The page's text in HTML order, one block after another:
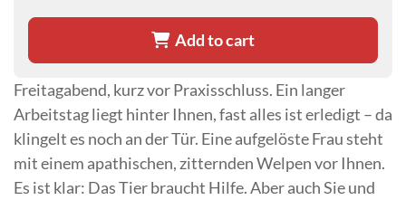
Freitagabend, kurz vor Praxisschluss. Ein langer
Arbeitstag liegt hinter Ihnen, fast alles ist erledigt – da
klingelt es noch an der Tür. Eine aufgelöste Frau steht
mit einem apathischen, zitternden Welpen vor Ihnen.
Es ist klar: Das Tier braucht Hilfe. Aber auch Sie und
Add to cart